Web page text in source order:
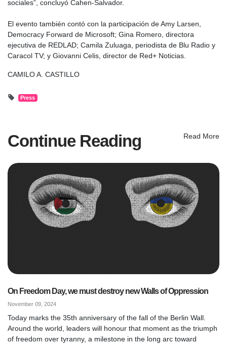
sociales”, concluyó Cahen-Salvador.
El evento también contó con la participación de Amy Larsen,
Democracy Forward de Microsoft; Gina Romero, directora
ejecutiva de REDLAD; Camila Zuluaga, periodista de Blu Radio y
Caracol TV; y Giovanni Celis, director de Red+ Noticias.
CAMILO A. CASTILLO
Press
Continue Reading Read More
On Freedom Day, we must destroy new Walls of Oppression
November 09, 2024
Today marks the 35th anniversary of the fall of the Berlin Wall.
Around the world, leaders will honour that moment as the triumph
of freedom over tyranny, a milestone in the long arc toward